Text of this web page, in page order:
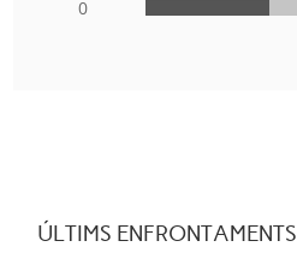
0
ÚLTIMS ENFRONTAMENTS